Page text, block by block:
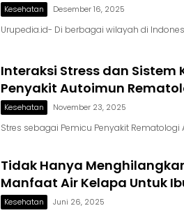
Kesehatan Desember 16, 2025
Urupedia.id- Di berbagai wilayah di
Interaksi Stress dan Sistem
Penyakit Autoimun
Kesehatan November 23, 2025
Stres sebagai Pemicu Penyakit
Tidak Hanya
Manfaat Air Kelapa Untuk
Kesehatan Juni 26, 2025